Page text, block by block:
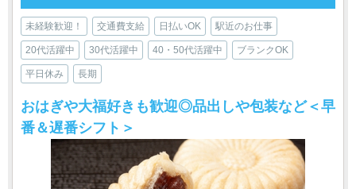
未経験歓迎！ 交通費支給 日払いOK 駅近のお仕事
20代活躍中 30代活躍中 40・50代活躍中 ブランクOK
平日休み 長期
おはぎや大福好きも歓迎◎品出しや包装など＜早
番＆遅番シフト＞